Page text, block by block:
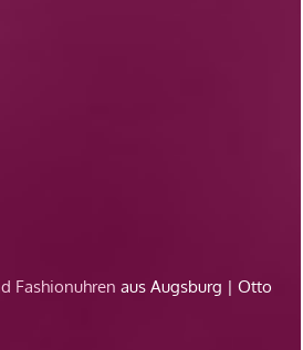
Fashionuhren aus Augsburg | Otto